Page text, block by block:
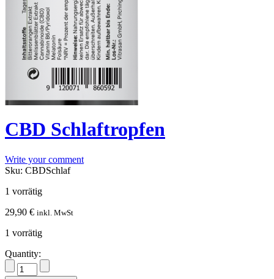
CBD Schlaftropfen
Write your comment
Sku: CBDSchlaf
1 vorrätig
29,90 € inkl. MwSt
1 vorrätig
Quantity: